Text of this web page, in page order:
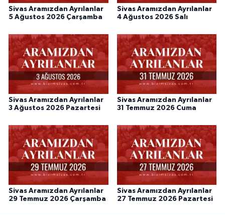
Sivas Aramızdan Ayrılanlar
5 Ağustos 2026 Çarşamba
Sivas Aramızdan Ayrılanlar
4 Ağustos 2026 Salı
Sivas Aramızdan Ayrılanlar
3 Ağustos 2026 Pazartesi
Sivas Aramızdan Ayrılanlar
31 Temmuz 2026 Cuma
Sivas Aramızdan Ayrılanlar
29 Temmuz 2026 Çarşamba
Sivas Aramızdan Ayrılanlar
27 Temmuz 2026 Pazartesi